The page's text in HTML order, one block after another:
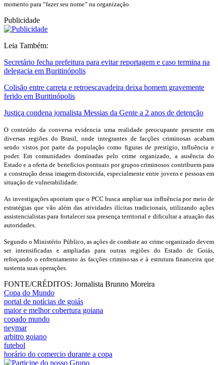
momento para “fazer seu nome” na organização.
Publicidade
Leia Também:
Secretário fecha prefeitura para evitar reportagem e caso termina na
delegacia em Buritinópolis
Colisão entre carreta e retroescavadeira deixa homem gravemente
ferido em Buritinópolis
Justiça condena jornalista Messias da Gente a 2 anos de detenção
O conteúdo da conversa evidencia uma realidade preocupante presente em
diversas regiões do Brasil, onde integrantes de facções criminosas acabam
sendo vistos por parte da população como figuras de prestígio, influência e
poder. Em comunidades dominadas pelo crime organizado, a ausência do
Estado e a oferta de benefícios pontuais por grupos criminosos contribuem para
a construção dessa imagem distorcida, especialmente entre jovens e pessoas em
situação de vulnerabilidade.
As investigações apontam que o PCC busca ampliar sua influência por meio de
estratégias que vão além das atividades ilícitas tradicionais, utilizando ações
assistencialistas para fortalecer sua presença territorial e dificultar a atuação das
autoridades.
Segundo o Ministério Público, as ações de combate ao crime organizado devem
ser intensificadas e ampliadas para outras regiões do Estado de Goiás,
reforçando o enfrentamento às facções criminosas e à estrutura financeira que
sustenta suas operações.
FONTE/CRÉDITOS: Jornalista Brunno Moreira
Copa do Mundo
portal de notícias de goiás
maior e melhor cobertura goiana
copado mundo
neymar
arbitro goiano
futebol
horário do comercio durante a copa